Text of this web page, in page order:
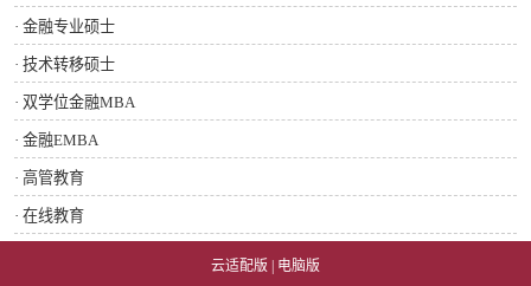
· 金融专业硕士
· 技术转移硕士
· 双学位金融MBA
· 金融EMBA
· 高管教育
· 在线教育
云适配版 | 电脑版